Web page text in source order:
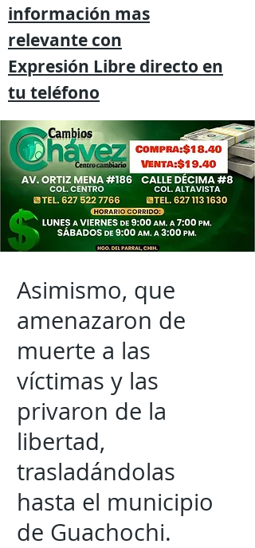
información mas
relevante con
Expresión Libre directo en
tu teléfono
Asimismo, que
amenazaron de
muerte a las
víctimas y las
privaron de la
libertad,
trasladándolas
hasta el municipio
de Guachochi.